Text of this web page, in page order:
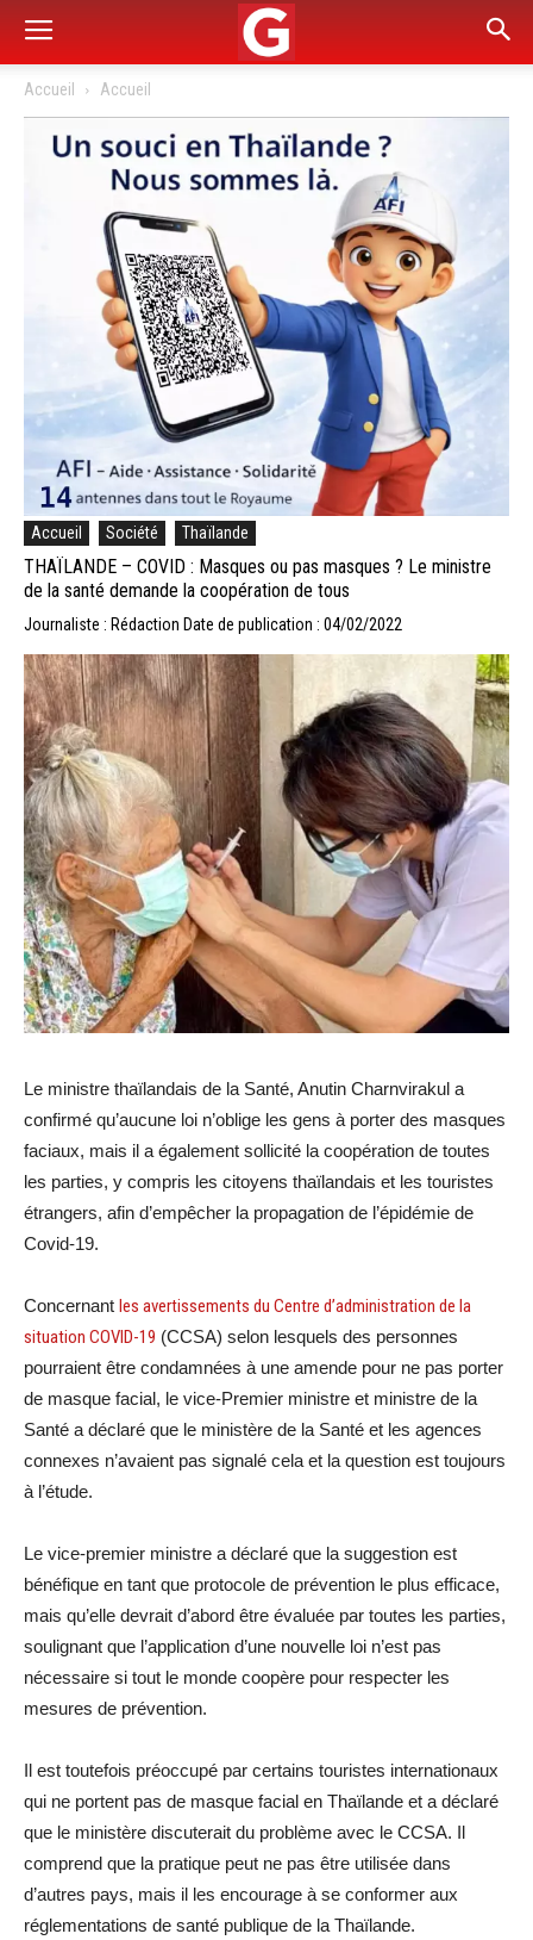
Accueil Accueil
Accueil Société Thaïlande
THAÏLANDE – COVID : Masques ou pas masques ? Le ministre
de la santé demande la coopération de tous
Journaliste : Rédaction Date de publication : 04/02/2022
Le ministre thaïlandais de la Santé, Anutin Charnvirakul a
confirmé qu’aucune loi n’oblige les gens à porter des masques
faciaux, mais il a également sollicité la coopération de toutes
les parties, y compris les citoyens thaïlandais et les touristes
étrangers, afin d’empêcher la propagation de l’épidémie de
Covid-19.
Concernant les avertissements du Centre d’administration de la
situation COVID-19 (CCSA) selon lesquels des personnes
pourraient être condamnées à une amende pour ne pas porter
de masque facial, le vice-Premier ministre et ministre de la
Santé a déclaré que le ministère de la Santé et les agences
connexes n’avaient pas signalé cela et la question est toujours
à l’étude.
Le vice-premier ministre a déclaré que la suggestion est
bénéfique en tant que protocole de prévention le plus efficace,
mais qu’elle devrait d’abord être évaluée par toutes les parties,
soulignant que l’application d’une nouvelle loi n’est pas
nécessaire si tout le monde coopère pour respecter les
mesures de prévention.
Il est toutefois préoccupé par certains touristes internationaux
qui ne portent pas de masque facial en Thaïlande et a déclaré
que le ministère discuterait du problème avec le CCSA. Il
comprend que la pratique peut ne pas être utilisée dans
d’autres pays, mais il les encourage à se conformer aux
réglementations de santé publique de la Thaïlande.